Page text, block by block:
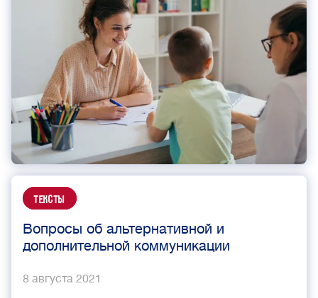
Тексты
Вопросы об альтернативной и
дополнительной коммуникации
8 августа 2021